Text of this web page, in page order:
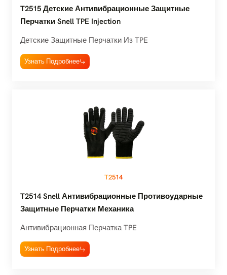
T2515 Детские Антивибрационные Защитные
Перчатки Snell TPE Injection
Детские Защитные Перчатки Из TPE
Узнать Подробнее
T2514
T2514 Snell Антивибрационные Противоударные
Защитные Перчатки Механика
Антивибрационная Перчатка TPE
Узнать Подробнее